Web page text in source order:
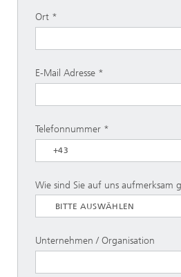
Ort
E-Mail Adresse
Telefonnummer
Wie sind Sie auf uns aufmerksam
Unternehmen / Organisation